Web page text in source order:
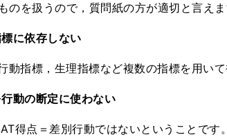
のを扱うので，質問紙の方が適切と言えま
に依存しない
動指標，生理指標など複数の指標を用いて
動の断定に使わない
得点＝差別行動ではないということです。